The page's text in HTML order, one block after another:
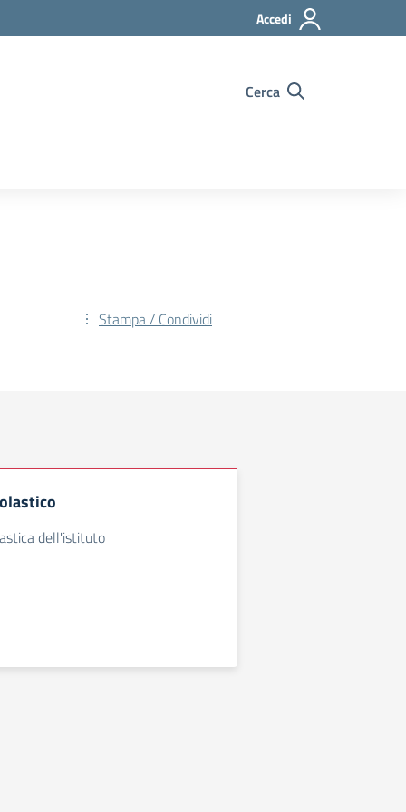
Accedi
Cerca
Stampa / Condividi
dell'istituto